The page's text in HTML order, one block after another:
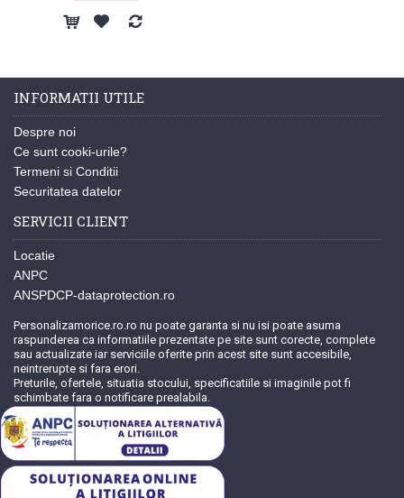
INFORMATII UTILE
Despre noi
Ce sunt cooki-urile?
Termeni si Conditii
Securitatea datelor
SERVICII CLIENT
Locatie
ANPC
ANSPDCP-dataprotection.ro
Personalizamorice.ro.ro nu poate garanta si nu isi poate asuma
raspunderea ca informatiile prezentate pe site sunt corecte, complete
sau actualizate iar serviciile oferite prin acest site sunt accesibile,
neintrerupte si fara erori.
Preturile, ofertele, situatia stocului, specificatiile si imaginile pot fi
schimbate fara o notificare prealabila.